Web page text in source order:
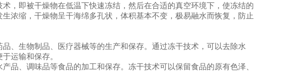
即被干燥物在低温下快速冻结，然后在合适的真空环境下，使冻结的
浓缩，干燥物呈干海绵多孔状，体积基本不变，极易融水而恢复，防止
生物制品、医疗器械等的生产和保存。通过冻干技术，可以去除水
运输和保存。
、调味品等食品的加工和保存。冻干技术可以保留食品的原有色泽、